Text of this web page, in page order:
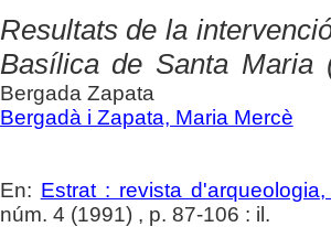
Resultats de la
Basílica de Santa Maria
Bergada Zapata
Bergadà i Zapata, Maria Mercè
En: Estrat : revista
núm. 4 (1991) , p. 87-106 : il.